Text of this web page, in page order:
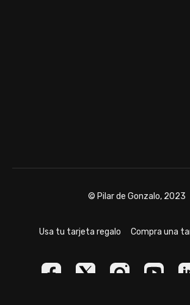
© Pilar de Gonzalo, 2023
Usa tu tarjeta regalo Compra una